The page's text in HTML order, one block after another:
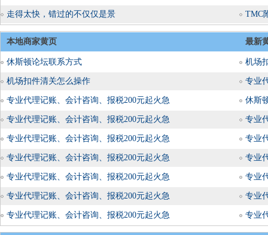
走得太快，错过的不仅仅是景 TMC
本地商家黄页
休斯顿论坛联系方式
机场扣件清关怎么操作
专业代理记账、会计咨询、报税200元起火急
专业代理记账、会计咨询、报税200元起火急
专业代理记账、会计咨询、报税200元起火急
专业代理记账、会计咨询、报税200元起火急
专业代理记账、会计咨询、报税200元起火急
专业代理记账、会计咨询、报税200元起火急
专业代理记账、会计咨询、报税200元起火急
最新
机场
专业
休斯
专业
专业
专业
专业
专业
专业